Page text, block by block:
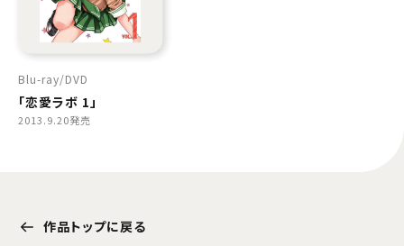
Blu-ray DVD
「恋愛ラボ 1」
2013.9.20発売
作品トップに戻る